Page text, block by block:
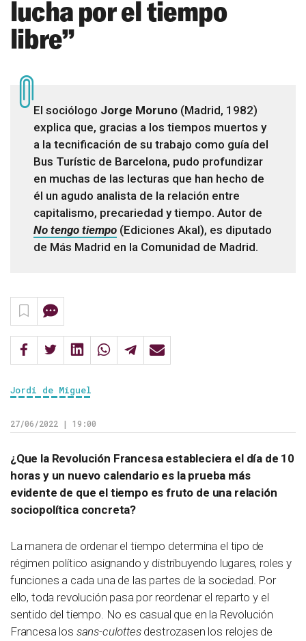
lucha por el tiempo
libre”
El sociólogo Jorge Moruno (Madrid, 1982)
explica que, gracias a los tiempos muertos y
a la tecnificación de su trabajo como guía del
Bus Turístic de Barcelona, pudo profundizar
en muchas de las lecturas que han hecho de
él un agudo analista de la relación entre
capitalismo, precariedad y tiempo. Autor de
No tengo tiempo (Ediciones Akal), es diputado
de Más Madrid en la Comunidad de Madrid.
Jordi de Miguel
27/06/2022 | 19:00
¿Que la Revolución Francesa estableciera el día de 10
horas y un nuevo calendario es la prueba más
evidente de que el tiempo es fruto de una relación
sociopolítica concreta?
La manera de ordenar el tiempo determina el tipo de
régimen político asignando y distribuyendo lugares, roles y
funciones a cada una de las partes de la sociedad. Por
ello, toda revolución pasa por reordenar el reparto y el
sentido del tiempo. No es casual que en la Revolución
Francesa los sans-culottesdestrozasen los relojes de